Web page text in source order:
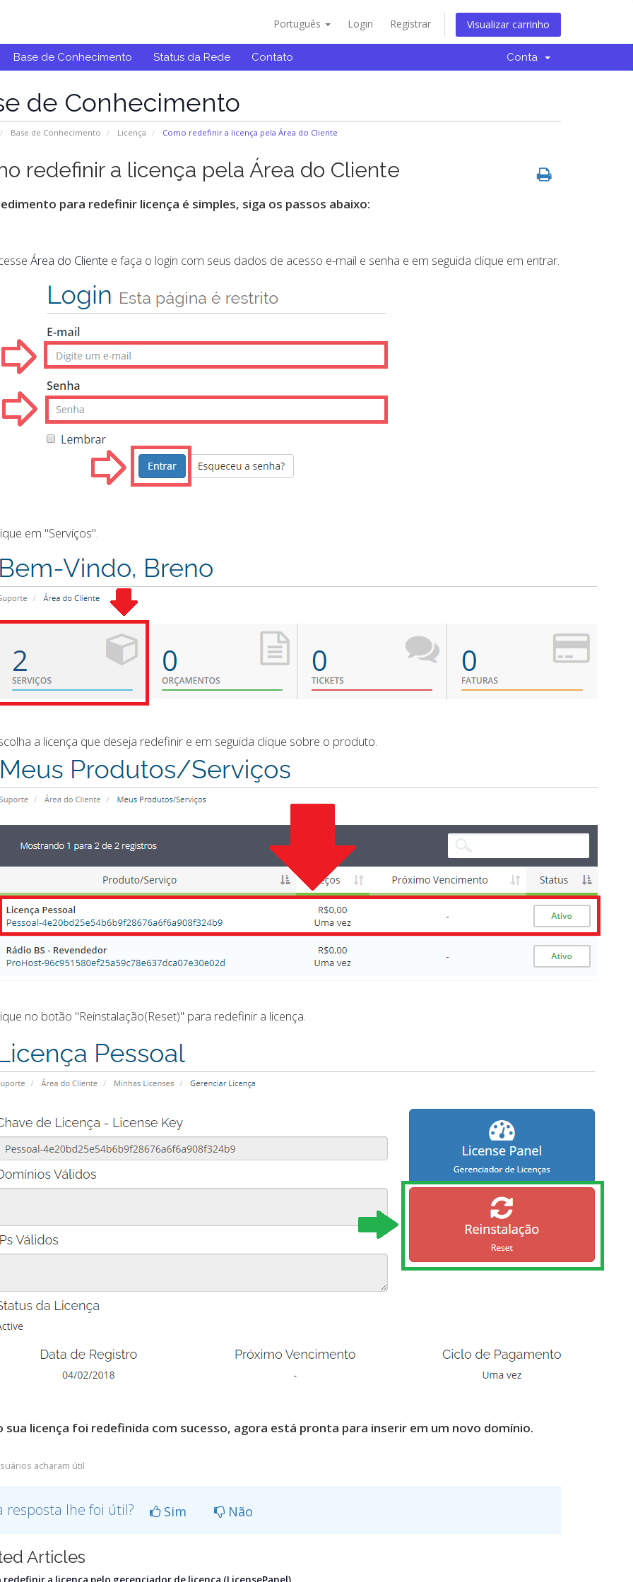
Português Login Registrar Visualizar carrinho
Base de Conhecimento Status da Rede Contato Conta
de Conhecimento
Base de Conhecimento Licença Como redefinir a licença pela Área do Cliente
redefinir a licença pela Área do Cliente
para redefinir licença é simples, siga os passos abaixo:
Área do Cliente e faça o login com seus dados de acesso e-mail e senha e em seguida clique em entrar.
em "Serviços".
a licença que deseja redefinir e em seguida clique sobre o produto.
no botão "Reinstalação(Reset)" para redefinir a licença.
sua licença foi redefinida com sucesso, agora está pronta para inserir em um novo domínio.
acharam útil
resposta lhe foi útil? Sim Não
Articles